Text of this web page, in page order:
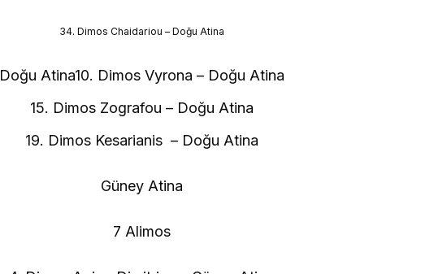
34. Dimos Chaidariou – Doğu Atina
Doğu Atina10. Dimos Vyrona – Doğu Atina
15. Dimos Zografou – Doğu Atina
19. Dimos Kesarianis – Doğu Atina
Güney Atina
7 Alimos